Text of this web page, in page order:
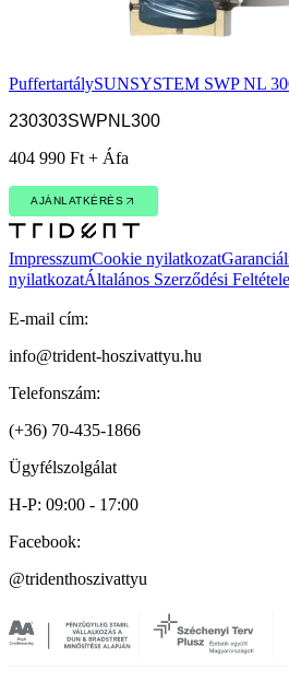
PuffertartálySUNSYSTEM SWP NL
230303SWPNL300
404 990 Ft + Áfa
AJÁNLATKÉRÉS
AJÁNLATKÉRÉS
ImpresszumCookie nyilatkozat
nyilatkozatÁltalános Szerződési
E-mail cím:
info@trident-hoszivattyu.hu
Telefonszám:
(+36) 70-435-1866
Ügyfélszolgálat
H-P: 09:00 - 17:00
Facebook:
@tridenthoszivattyu